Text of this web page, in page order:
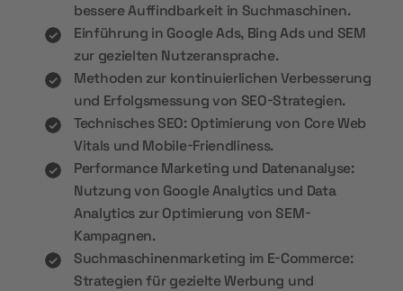
bessere Auffindbarkeit in Suchmaschinen.
Einführung in Google Ads, Bing Ads und SEM
zur gezielten Nutzeransprache.
Methoden zur kontinuierlichen Verbesserung
und Erfolgsmessung von SEO-Strategien.
Technisches SEO: Optimierung von Core Web
Vitals und Mobile-Friendliness.
Performance Marketing und Datenanalyse:
Nutzung von Google Analytics und Data
Analytics zur Optimierung von SEM-
Kampagnen.
Suchmaschinenmarketing im E-Commerce:
Strategien für gezielte Werbung und